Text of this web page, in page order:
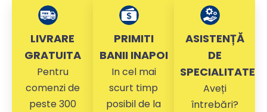
LIVRARE
GRATUITA
Pentru
comenzi de
peste 300
PRIMITI
BANII INAPOI
In cel mai
scurt timp
posibil de la
ASISTENȚĂ
DE
SPECIALITATE
Aveți
întrebări?